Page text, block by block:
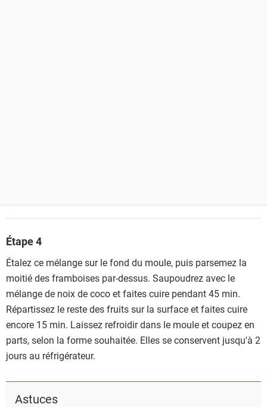
Étape 4
Étalez ce mélange sur le fond du moule, puis parsemez la
moitié des framboises par-dessus. Saupoudrez avec le
mélange de noix de coco et faites cuire pendant 45 min.
Répartissez le reste des fruits sur la surface et faites cuire
encore 15 min. Laissez refroidir dans le moule et coupez en
parts, selon la forme souhaitée. Elles se conservent jusqu'à 2
jours au réfrigérateur.
Astuces